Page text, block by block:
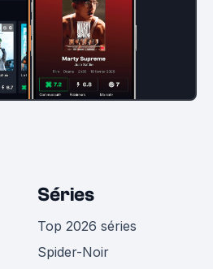
Séries
Top 2026 séries
Spider-Noir